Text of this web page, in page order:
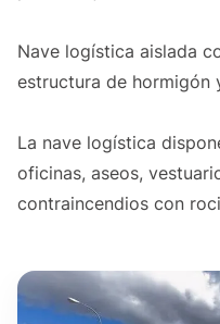
Nave logística aislada
estructura de hormigón
La nave logística
oficinas, aseos,
contraincendios con